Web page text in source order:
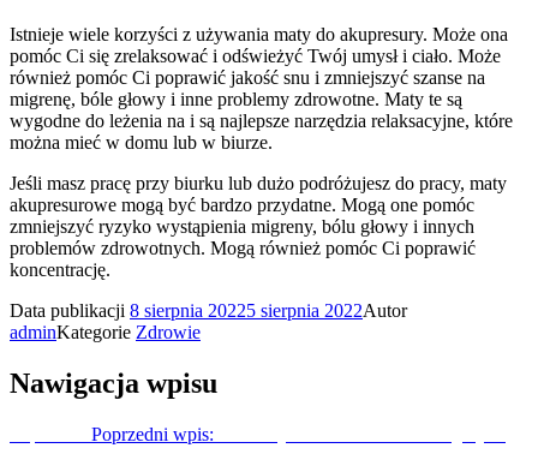
Istnieje wiele korzyści z używania maty do akupresury. Może ona
pomóc Ci się zrelaksować i odświeżyć Twój umysł i ciało. Może
również pomóc Ci poprawić jakość snu i zmniejszyć szanse na
migrenę, bóle głowy i inne problemy zdrowotne. Maty te są
wygodne do leżenia na i są najlepsze narzędzia relaksacyjne, które
można mieć w domu lub w biurze.
Jeśli masz pracę przy biurku lub dużo podróżujesz do pracy, maty
akupresurowe mogą być bardzo przydatne. Mogą one pomóc
zmniejszyć ryzyko wystąpienia migreny, bólu głowy i innych
problemów zdrowotnych. Mogą również pomóc Ci poprawić
koncentrację.
Data publikacji 8 sierpnia 20225 sierpnia 2022Autor
adminKategorie Zdrowie
Nawigacja wpisu
Poprzedni wpis: